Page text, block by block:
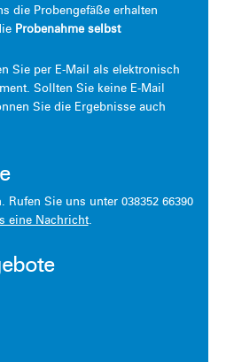
die Probengefäße erhalten
Probenahme selbst
Sie per E-Mail als elektronisch
Sollten Sie keine E-Mail
Sie die Ergebnisse auch
Rufen Sie uns unter 038352 66390
eine Nachricht.